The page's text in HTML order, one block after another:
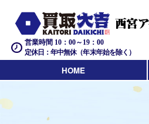
営業時間 10：00～19：00
定休日：年中無休（年末年始を除く）
HOME